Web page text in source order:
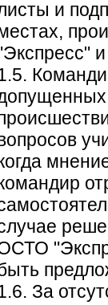
и
За